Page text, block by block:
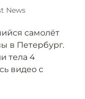
News
самолёт
в Петербург.
тела 4
видео с